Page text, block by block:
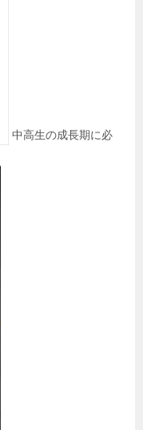
中高生の成長期に必